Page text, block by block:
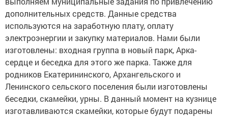
дополнительных средств. Данные средства
используются на заработную плату, оплату
электроэнергии и закупку материалов. Нами были
изготовлены: входная группа в новый парк, Арка-
сердце и беседка для этого же парка. Также для
родников Екатерининского, Архангельского и
Ленинского сельского поселения были изготовлены
беседки, скамейки, урны. В данный момент на кузнице
изготавливаются скамейки, которые будут подарены